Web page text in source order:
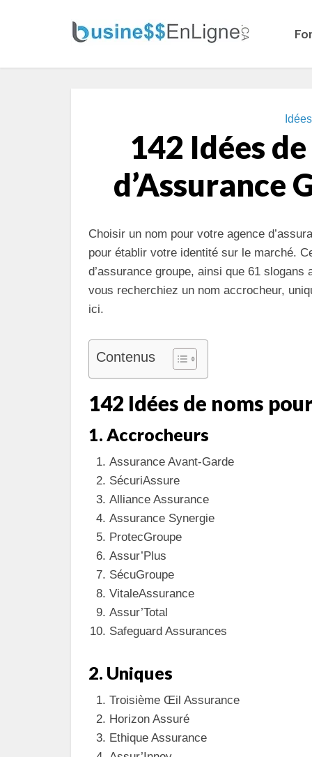
142 Idées
d’Assurance
Choisir un nom pour votre agence
pour établir votre identité sur le marché.
d’assurance groupe, ainsi que 61
vous recherchiez un nom accrocheur,
ici.
Contenus
142 Idées de noms
1. Accrocheurs
Assurance Avant-Garde
SécuriAssure
Alliance Assurance
Assurance Synergie
ProtecGroupe
Assur’Plus
SécuGroupe
VitaleAssurance
Assur’Total
Safeguard Assurances
2. Uniques
Troisième Œil Assurance
Horizon Assuré
Ethique Assurance